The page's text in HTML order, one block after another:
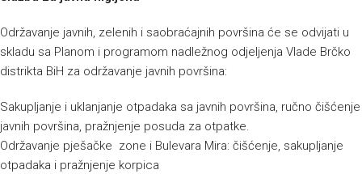
Održavanje javnih, zelenih i saobraćajnih površina će se odvijati u
skladu sa Planom i programom nadležnog odjeljenja Vlade Brčko
distrikta BiH za održavanje javnih površina:
Sakupljanje i uklanjanje otpadaka sa javnih površina, ručno čišćenje
javnih površina, pražnjenje posuda za otpatke.
Održavanje pješačke zone i Bulevara Mira: čišćenje, sakupljanje
otpadaka i pražnjenje korpica